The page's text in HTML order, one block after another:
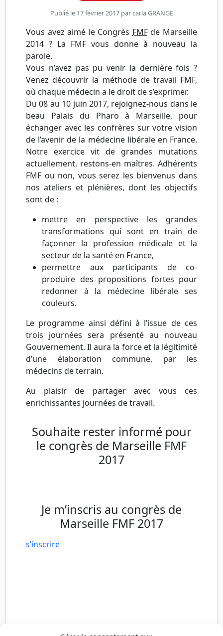
Publié le 17 février 2017 parcarla GRANGE
Vous avez aimé le Congrès FMFde Marseille
2014 ? La FMF vous donne à nouveau la
parole.
Vous n’avez pas pu venir la dernière fois ?
Venez découvrir la méthode de travail FMF,
où chaque médecin a le droit de s’exprimer.
Du 08 au 10 juin 2017, rejoignez-nous dans le
beau Palais du Pharo à Marseille, pour
échanger avec les confrères sur votre vision
de l’avenir de la médecine libérale en France.
Notre exercice vit de grandes mutations
actuellement, restons-en maîtres. Adhérents
FMF ou non, vous serez les bienvenus dans
nos ateliers et plénières, dont les objectifs
sont de :
mettre en perspective les grandes
transformations qui sont en train de
façonner la profession médicale et la
secteur de la santé en France,
permettre aux participants de co-
produire des propositions fortes pour
redonner à la médecine libérale ses
couleurs.
Le programme ainsi défini à l’issue de ces
trois journées sera présenté au nouveau
Gouvernement. Il aura la force et la légitimité
d’une élaboration commune, par les
médecins de terrain.
Au plaisir de partager avec vous ces
enrichissantes journées de travail.
Souhaite rester informé pour
le congrès de Marseille FMF
2017
Je m’inscris au congrès de
Marseille FMF 2017
s’inscrire